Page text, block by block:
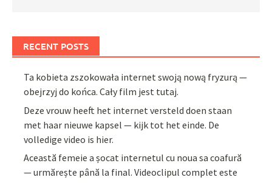
RECENT POSTS
Ta kobieta zszokowała internet swoją nową fryzurą —
obejrzyj do końca. Cały film jest tutaj.
Deze vrouw heeft het internet versteld doen staan
met haar nieuwe kapsel — kijk tot het einde. De
volledige video is hier.
Această femeie a șocat internetul cu noua sa coafură
— urmărește până la final. Videoclipul complet este